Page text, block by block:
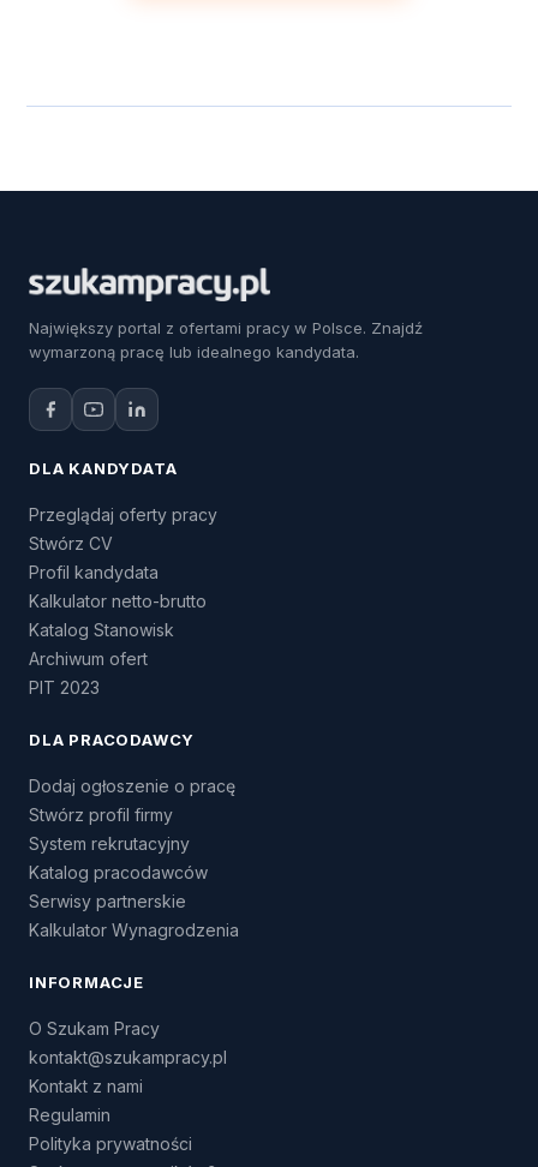
Największy portal z ofertami pracy w Polsce. Znajdź
wymarzoną pracę lub idealnego kandydata.
DLA KANDYDATA
Przeglądaj oferty pracy
Stwórz CV
Profil kandydata
Kalkulator netto-brutto
Katalog Stanowisk
Archiwum ofert
PIT 2023
DLA PRACODAWCY
Dodaj ogłoszenie o pracę
Stwórz profil firmy
System rekrutacyjny
Katalog pracodawców
Serwisy partnerskie
Kalkulator Wynagrodzenia
INFORMACJE
O Szukam Pracy
kontakt@szukampracy.pl
Kontakt z nami
Regulamin
Polityka prywatności